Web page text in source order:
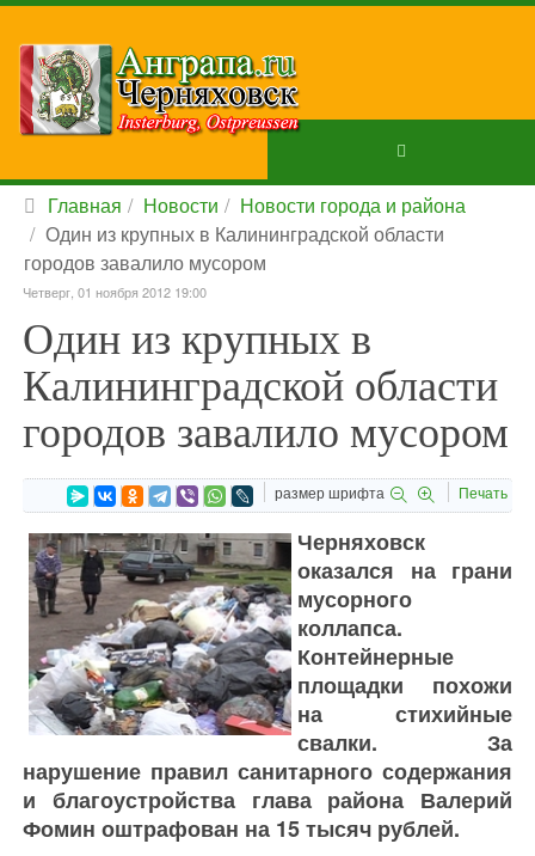
Главная Новости
Новости города и района
Один из крупных в Калининградской области
городов завалило мусором
Четверг, 01 ноября 2012 19:00
Один из крупных в
Калининградской области
городов завалило мусором
размер шрифта Печать
Черняховск
оказался на грани
мусорного
коллапса.
Контейнерные
площадки похожи
на стихийные
свалки. За
нарушение правил санитарного содержания
и благоустройства глава района Валерий
Фомин оштрафован на 15 тысяч рублей.